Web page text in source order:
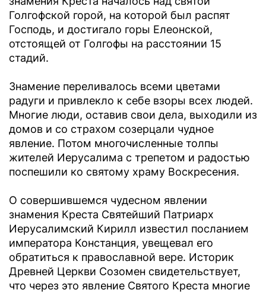
Голгофской горой, на которой был распят
Господь, и достигало горы Елеонской,
отстоящей от Голгофы на расстоянии 15
стадий.
Знамение переливалось всеми цветами
радуги и привлекло к себе взоры всех людей.
Многие люди, оставив свои дела, выходили из
домов и со страхом созерцали чудное
явление. Потом многочисленные толпы
жителей Иерусалима с трепетом и радостью
поспешили ко святому храму Воскресения.
О совершившемся чудесном явлении
знамения Креста Святейший Патриарх
Иерусалимский Кирилл известил посланием
императора Констанция, увещевал его
обратиться к православной вере. Историк
Древней Церкви Созомен свидетельствует,
что через это явление Святого Креста многие